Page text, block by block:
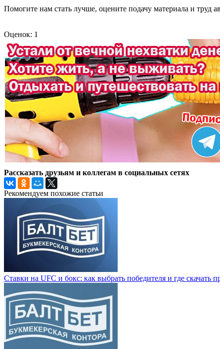
Помогите нам стать лучше, оцените подачу материала и труд
Оценок: 1
Рассказать друзьям и коллегам в социальных сетях
Рекомендуем похожие статьи
Ставки на UFC и бокс: как выбрать победителя и где скачать